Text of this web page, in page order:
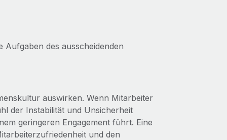
Aufgaben des ausscheidenden
auswirken. Wenn Mitarbeiter
der Instabilität und Unsicherheit
geringeren Engagement führt. Eine
und den